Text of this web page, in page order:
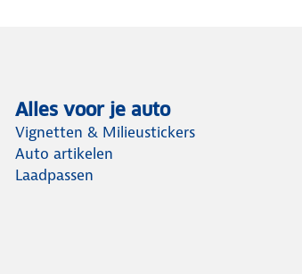
Alles voor je auto
Vignetten & Milieustickers
Auto artikelen
Laadpassen